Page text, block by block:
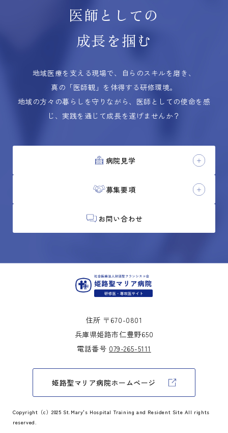
医師としての
成長を掴む
地域医療を支える現場で、自らのスキルを磨き、
真の「医師観」を体得する研修環境。
地域の方々の暮らしを守りながら、医師としての使命を感
じ、実践を通じて成長を遂げませんか？
病院見学
募集要項
お問い合わせ
住所 〒670-0801
兵庫県姫路市仁豊野650
電話番号 079-265-5111
姫路聖マリア病院ホームページ
Copyright（c）2025 St.Mary's Hospital Training and Resident Site All rights
reserved.